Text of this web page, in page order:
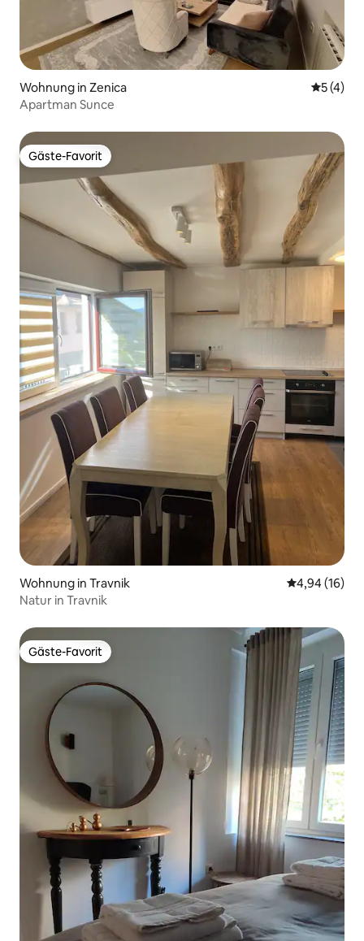
Wohnung in Zenica
5 (4)
Apartman Sunce
Gäste-Favorit
Gäste-Favorit
Wohnung in Travnik
4,94 (16)
Natur in Travnik
Gäste-Favorit
Gäste-Favorit